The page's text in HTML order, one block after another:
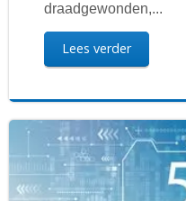
draadgewonden,...
Lees verder